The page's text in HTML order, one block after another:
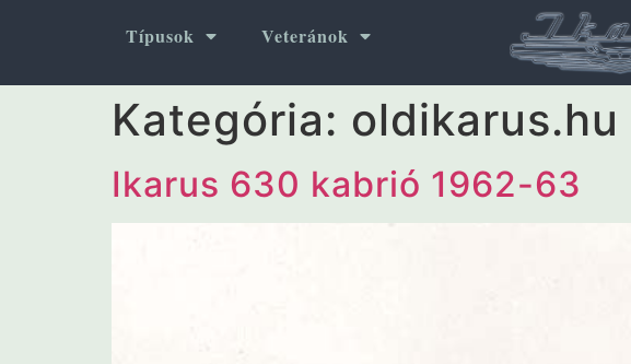
Típusok Veteránok
Kategória: oldikarus.hu
Ikarus 630 kabrió 1962-63